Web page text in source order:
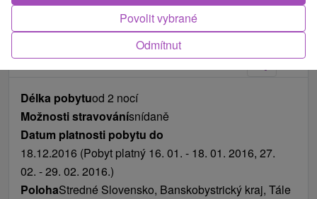
Délka pobytuod 2 nocí
Možnosti stravovánísnídaně
Datum platnosti pobytu do
18.12.2016 (Pobyt platný 16. 01. - 18. 01. 2016, 27.
02. - 29. 02. 2016.)
PolohaStredné Slovensko, Banskobystrický kraj, Tále
Odmítnut
Povolit vybrané